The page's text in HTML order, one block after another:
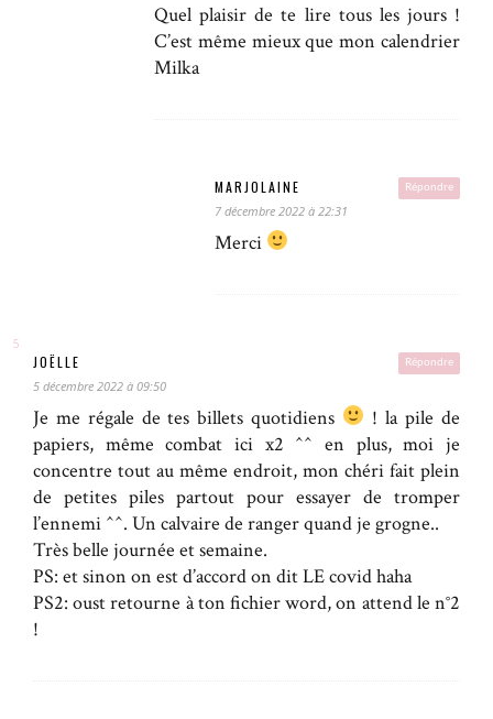
Quel plaisir de te lire tous les jours !
C’est même mieux que mon calendrier
Milka
Répondre
MARJOLAINE
7 décembre 2022 à 22:31
Merci
Répondre
JOËLLE
5 décembre 2022 à 09:50
Je me régale de tes billets quotidiens
! la pile de
papiers, même combat ici x2 ^^ en plus, moi je
concentre tout au même endroit, mon chéri fait plein
de petites piles partout pour essayer de tromper
l’ennemi ^^. Un calvaire de ranger quand je grogne..
Très belle journée et semaine.
PS: et sinon on est d’accord on dit LE covid haha
PS2: oust retourne à ton fichier word, on attend le n°2
!